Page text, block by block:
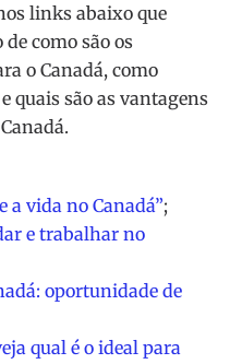
links abaixo que
como são os
o Canadá, como
quais são as vantagens
a vida no Canadá”;
e trabalhar no
oportunidade de
qual é o ideal para